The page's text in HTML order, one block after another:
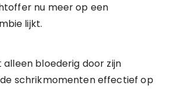
nu meer op een
lijkt.
bloederig door zijn
schrikmomenten effectief op